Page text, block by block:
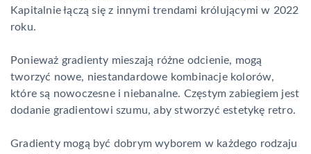
Kapitalnie łączą się z innymi trendami królującymi w 2022
roku.
Ponieważ gradienty mieszają różne odcienie, mogą
tworzyć nowe, niestandardowe kombinacje kolorów,
które są nowoczesne i niebanalne. Częstym zabiegiem jest
dodanie gradientowi szumu, aby stworzyć estetykę retro.
Gradienty mogą być dobrym wyborem w każdego rodzaju